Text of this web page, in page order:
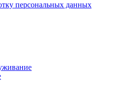
персональных данных